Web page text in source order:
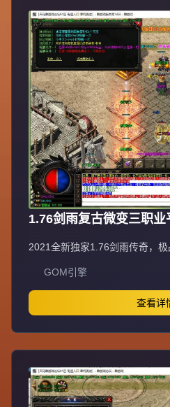
1.76剑雨复古微变三职业
2021全新独家1.76剑雨传奇，极
宝+100积分+1金刚石（网银赠
渠道。爆率全开装备永久保值
掉价，BOSS爆全服装备材料。
神王、65级召3白虎神王、70级
圣兽，地图多BOSS多不抢怪。
天多新区重金广告宣传，不乱合
注册设密码保护防盗号，十年传
稳定品牌大服。
GOM引擎
查看详